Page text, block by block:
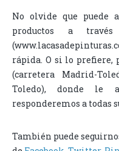
No olvide que puede
productos a
rápida. O si lo prefiere,
(carretera Madrid-
Toledo), donde le
responderemos a todas
También puede